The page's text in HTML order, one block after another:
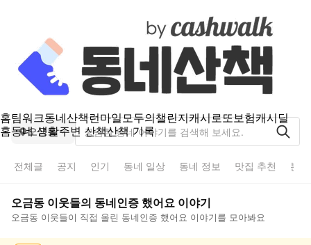
홈팀워크동네산책런마일모두의챌린지캐시로또보험캐시딜
홈동네 생활주변 산책산책 기록
오금동
전체글 공지 인기 동네 일상 동네 정보 맛집 추천 분
오금동 이웃들의 동네인증 했어요 이야기
오금동 이웃들이 직접 올린 동네인증 했어요 이야기를 모아봐요